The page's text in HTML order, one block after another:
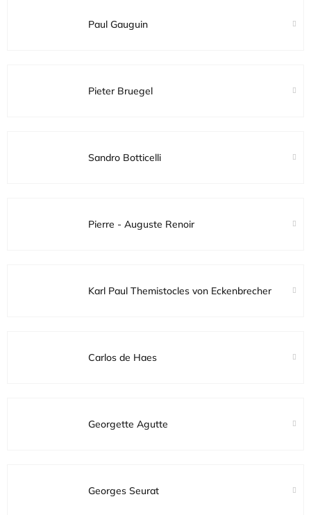
Paul Gauguin
Pieter Bruegel
Sandro Botticelli
Pierre - Auguste Renoir
Karl Paul Themistocles von Eckenbrecher
Carlos de Haes
Georgette Agutte
Georges Seurat